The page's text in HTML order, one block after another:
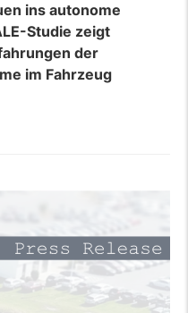
ins autonome
Studie zeigt
der
im Fahrzeug